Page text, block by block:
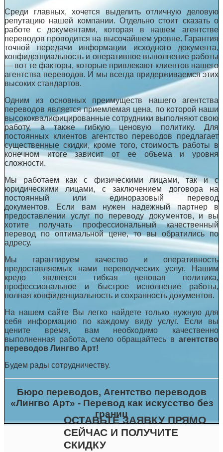
Среди главных, хочется выделить отличную деловую
репутацию нашей компании. Отдельно стоит сказать о
работе с документами, которая в нашем агентстве
переводов проводится на высочайшем уровне. Гарантия
точной передачи информации исходного документа,
конфиденциальность и оперативное выполнение работы
— вот те факторы, которые привлекают клиентов нашего
агентства переводов. И мы всегда придерживаемся этих
высоких стандартов.
Одним из основных преимуществ нашего агентства
переводов является приемлемая цена, по которой наши
высококвалифицированные сотрудники выполняют свою
работу, а также гибкую ценовую политику. Для
постоянных клиентов агентство переводов предлагает
существенные скидки, кроме того, стоимость работы в
конечном итоге зависит от ее объема и уровня
сложности.
Мы работаем как с физическими лицами, так и с
юридическими лицами, с заключением договора на
постоянный или единоразовый перевод
документов. Если вам нужен надежный партнер в
предоставлении услуг по переводу документов, и вы
хотите получать профессиональный качественный
перевод по оптимальной цене, то вы обратились по
адресу.
Мы гарантируем качество и оперативность
предоставляемых нами переводческих услуг. Нашим
кредо является гибкая ценовая политика,
профессиональное и быстрое исполнение работы,
полная конфиденциальность и сохранность документов.
На нашем сайте Вы легко найдете только нужную для
себя информацию по каждому виду услуг. Если вы
цените время, вам необходимо качественно
выполненная работа, смело обращайтесь в агентство
переводов Лингво Арт!
Будем рады сотрудничеству.
Бюро переводов, Агентство переводов
«Лингво Арт» - Перевод как искусство без
границ
ОСТАВЬТЕ ЗАЯВКУ ПРЯМО
СЕЙЧАС И ПОЛУЧИТЕ
СКИДКУ